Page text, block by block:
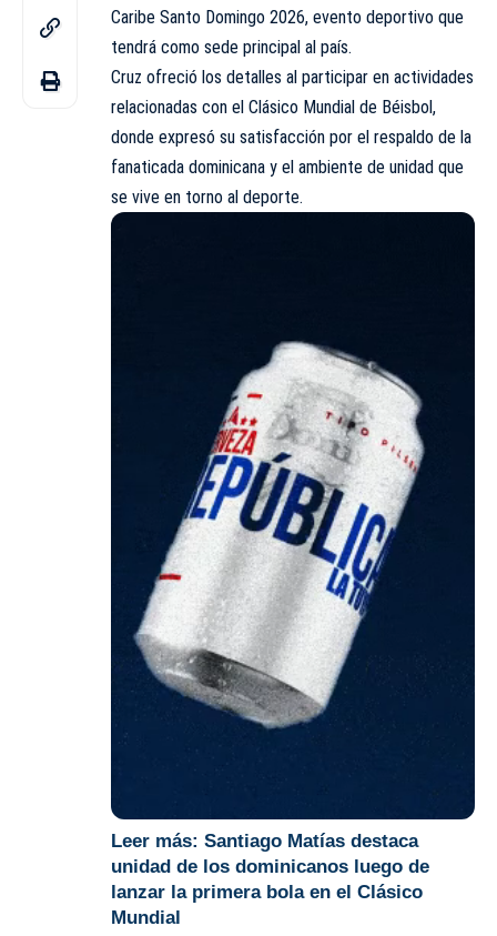
Caribe Santo Domingo 2026, evento deportivo que
tendrá como sede principal al país.
Cruz ofreció los detalles al participar en actividades
relacionadas con el Clásico Mundial de Béisbol,
donde expresó su satisfacción por el respaldo de la
fanaticada dominicana y el ambiente de unidad que
se vive en torno al deporte.
Leer más: Santiago Matías destaca
unidad de los dominicanos luego de
lanzar la primera bola en el Clásico
Mundial